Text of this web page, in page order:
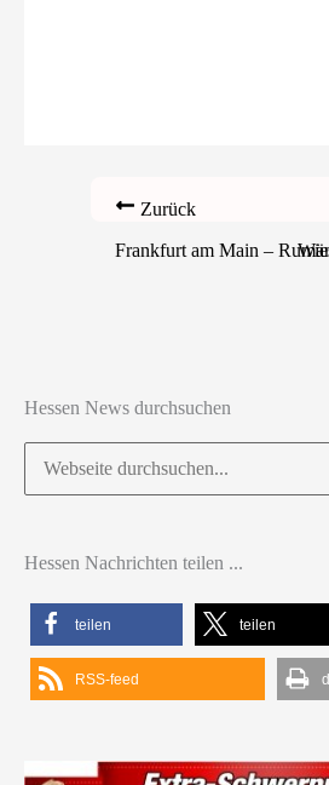
Zurück
Frankfurt am Main –
Hessen News durchsuchen
Suchen
nach:
Hessen Nachrichten teilen ...
teilen teilen
RSS-feed